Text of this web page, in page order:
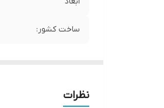
ساخت کشور:
نظرات